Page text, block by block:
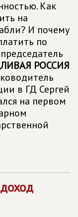
Как
на
И почему
по
РОССИЯ
в ГД Сергей
на первом